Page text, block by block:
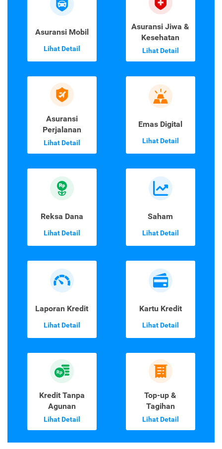
Asuransi Mobil
Lihat Detail
Asuransi Jiwa &
Kesehatan
Lihat Detail
Asuransi
Perjalanan
Lihat Detail
Emas Digital
Lihat Detail
Reksa Dana
Lihat Detail
Saham
Lihat Detail
Laporan Kredit
Lihat Detail
Kartu Kredit
Lihat Detail
Kredit Tanpa
Agunan
Lihat Detail
Top-up &
Tagihan
Lihat Detail